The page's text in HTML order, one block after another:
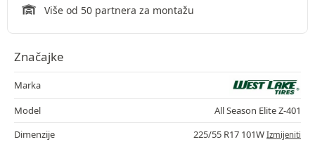
Više od 50 partnera za montažu
Značajke
Marka
Model
All Season Elite Z-401
Dimenzije
225/55 R17 101W Izmijeniti